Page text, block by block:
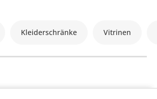
Kleiderschränke Vitrinen